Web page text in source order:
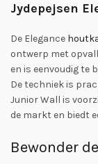
Jydepejsen
De Elegance
ontwerp met
en is eenvoudig te
De techniek is
Junior Wall is
de markt en biedt
Bewonder